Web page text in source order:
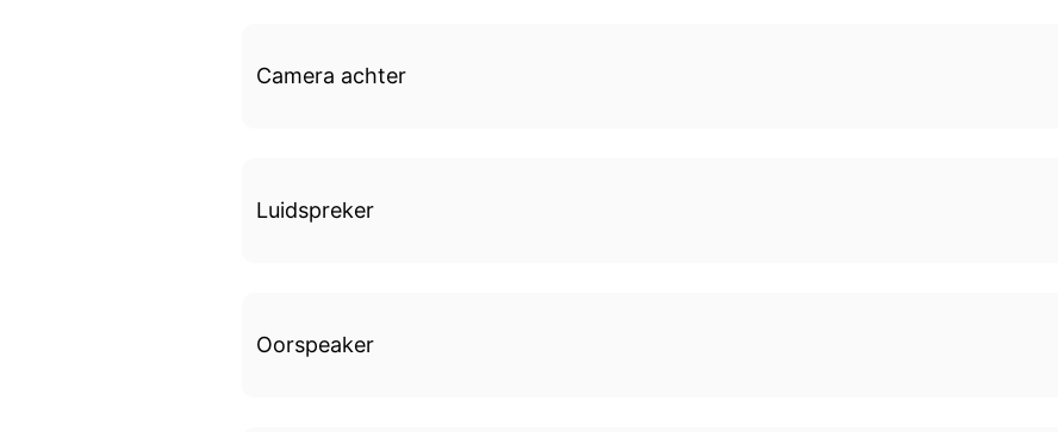
Camera achter
Luidspreker
Oorspeaker